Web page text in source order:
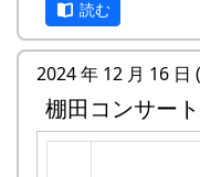
ガーの“坂庭省悟
中、毎年優秀バン
私達は、この「棚
へ～」で出場した
した。賞品は何と
3
ワンス・ア
4 僕の中のふ
読む
2024 年 12 月 16 日
棚田コンサー